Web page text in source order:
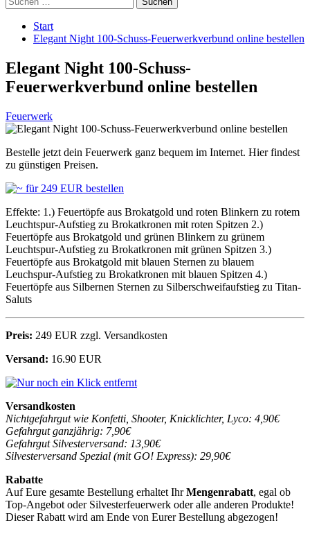
nach:
Start
Elegant Night 100-Schuss-Feuerwerkverbund online bestellen
Elegant Night 100-Schuss-
Feuerwerkverbund online bestellen
Feuerwerk
Bestelle jetzt dein Feuerwerk ganz bequem im Internet. Hier findest
zu günstigen Preisen.
Effekte: 1.) Feuertöpfe aus Brokatgold und roten Blinkern zu rotem
Leuchtspur-Aufstieg zu Brokatkronen mit roten Spitzen 2.)
Feuertöpfe aus Brokatgold und grünen Blinkern zu grünem
Leuchtspur-Aufstieg zu Brokatkronen mit grünen Spitzen 3.)
Feuertöpfe aus Brokatgold mit blauen Sternen zu blauem
Leuchspur-Aufstieg zu Brokatkronen mit blauen Spitzen 4.)
Feuertöpfe aus Silbernen Sternen zu Silberschweifaufstieg zu Titan-
Saluts
Preis: 249 EUR zzgl. Versandkosten
Versand: 16.90 EUR
Versandkosten
Nichtgefahrgut wie Konfetti, Shooter, Knicklichter, Lyco: 4,90€
Gefahrgut ganzjährig: 7,90€
Gefahrgut Silvesterversand: 13,90€
Silvesterversand Spezial (mit GO! Express): 29,90€
Rabatte
Auf Eure gesamte Bestellung erhaltet IhrMengenrabatt, egal ob
Top-Angebot oder Silvesterfeuerwerk oder alle anderen Produkte!
Dieser Rabatt wird am Ende von Eurer Bestellung abgezogen!